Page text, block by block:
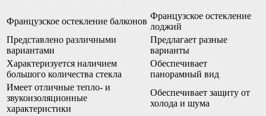
Французское остекление балконов
Французское остекление
лоджий
Представлено различными
вариантами
Предлагает разные
варианты
Характеризуется наличием
большого количества стекла
Обеспечивает
панорамный вид
Имеет отличные тепло- и
звукоизоляционные
характеристики
Обеспечивает защиту от
холода и шума